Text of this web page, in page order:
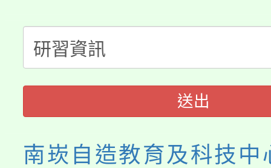
半價優惠，詳情可洽有
者。
份教師增能研習
大溪自造教育及科技中
份教師研習
淨零綠生活教案入校路
會
115年食農教育專業人
程
送出
南崁自造教育及科技